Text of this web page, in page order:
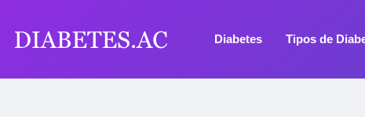
Diabetes Tipos de